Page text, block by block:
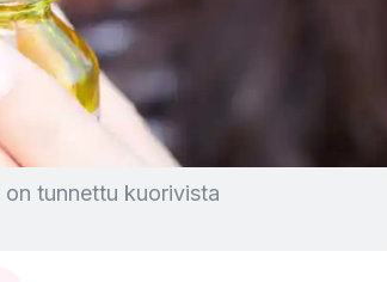
tunnettu kuorivista